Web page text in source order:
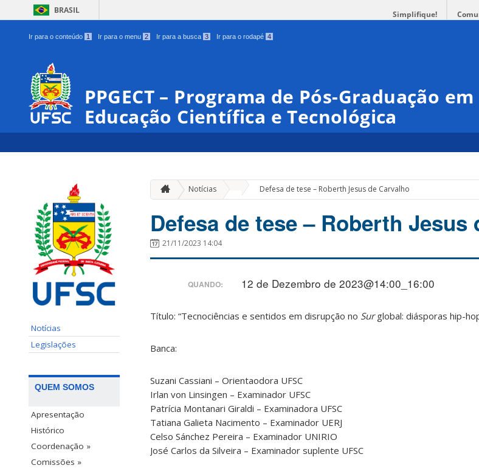
BRASIL Simplifique!
Ir para o conteúdo 1 Ir para o menu 2 Ir para a busca 3 Ir para o rodapé 4
PPGECT – Programa de Pós-Graduação em
Educação Científica e Tecnológica
Notícias
Legislações
QUEM SOMOS
Apresentação
Histórico
Coordenação »
Comissões »
Notícias Defesa de tese – Roberth Jesus de Carvalho
Defesa de tese – Roberth Jesus
21/11/2023 14:04
QUANDO: 12 de Dezembro de 2023@14:00_16:00
Título: “Tecnociências e sentidos em disrupção no Surglobal: diásporas hip-
Banca:
Suzani Cassiani – Orientaodora UFSC
Irlan von Linsingen – Examinador UFSC
Patrícia Montanari Giraldi – Examinadora UFSC
Tatiana Galieta Nacimento – Examinador UERJ
Celso Sánchez Pereira – Examinador UNIRIO
José Carlos da Silveira – Examinador suplente UFSC